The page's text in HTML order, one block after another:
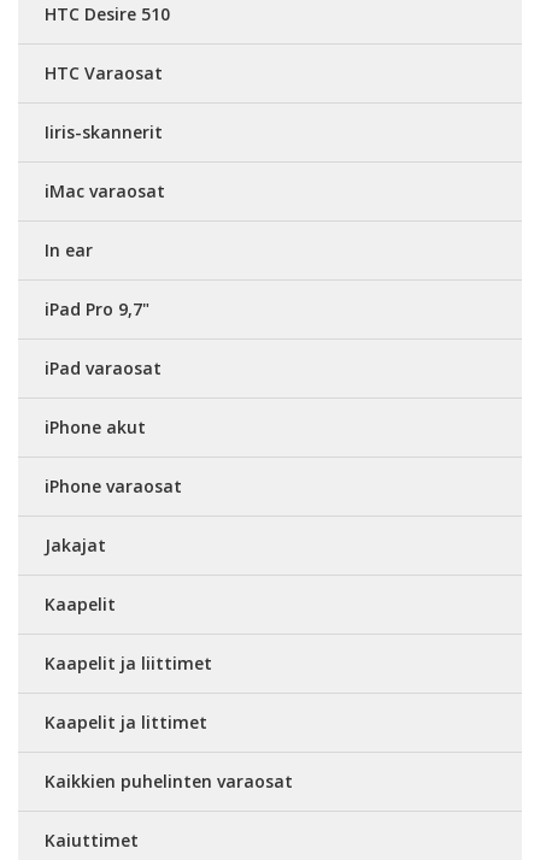
HTC Desire 510
HTC Varaosat
Iiris-skannerit
iMac varaosat
In ear
iPad Pro 9,7"
iPad varaosat
iPhone akut
iPhone varaosat
Jakajat
Kaapelit
Kaapelit ja liittimet
Kaapelit ja littimet
Kaikkien puhelinten varaosat
Kaiuttimet